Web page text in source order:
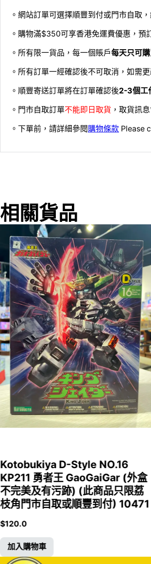
。網站訂單可選擇順豐到付或門市自取
。購物滿$350可享香港免運費優惠，預
。所有限一貨品，每一個賬戶每天只可
。所有訂單一經確認後不可取消，如需
。順豐寄送訂單將在訂單確認後2-3個工
。門市自取訂單不能即日取貨 ，取貨訊
。下單前，請詳細參閱購物條款 Please
相關貨品
Kotobukiya D-Style NO.16
KP211 勇者王 GaoGaiGar (外盒
不完美及有污跡) (此商品只限荔
枝角門市自取或順豐到付) 10471
$120.0
加入購物車